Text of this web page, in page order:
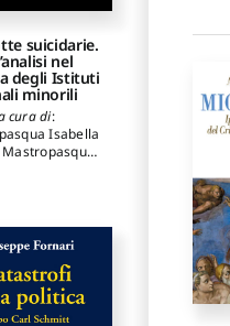
suicidarie.
nel
degli Istituti
minorili
cura di:
Isabella
Mastropasqua
Lucia,
Carmela
Francesco
,Cirigliano
,Penn Joseph
Maria Laura